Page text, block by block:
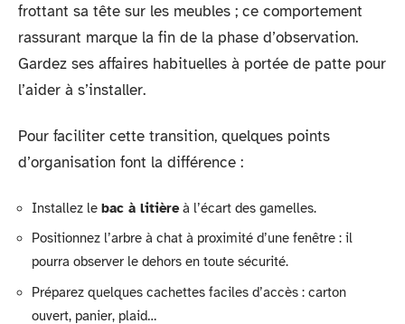
frottant sa tête sur les meubles ; ce comportement
rassurant marque la fin de la phase d’observation.
Gardez ses affaires habituelles à portée de patte pour
l’aider à s’installer.
Pour faciliter cette transition, quelques points
d’organisation font la différence :
Installez le bac à litièreà l’écart des gamelles.
Positionnez l’arbre à chat à proximité d’une fenêtre : il
pourra observer le dehors en toute sécurité.
Préparez quelques cachettes faciles d’accès : carton
ouvert, panier, plaid…